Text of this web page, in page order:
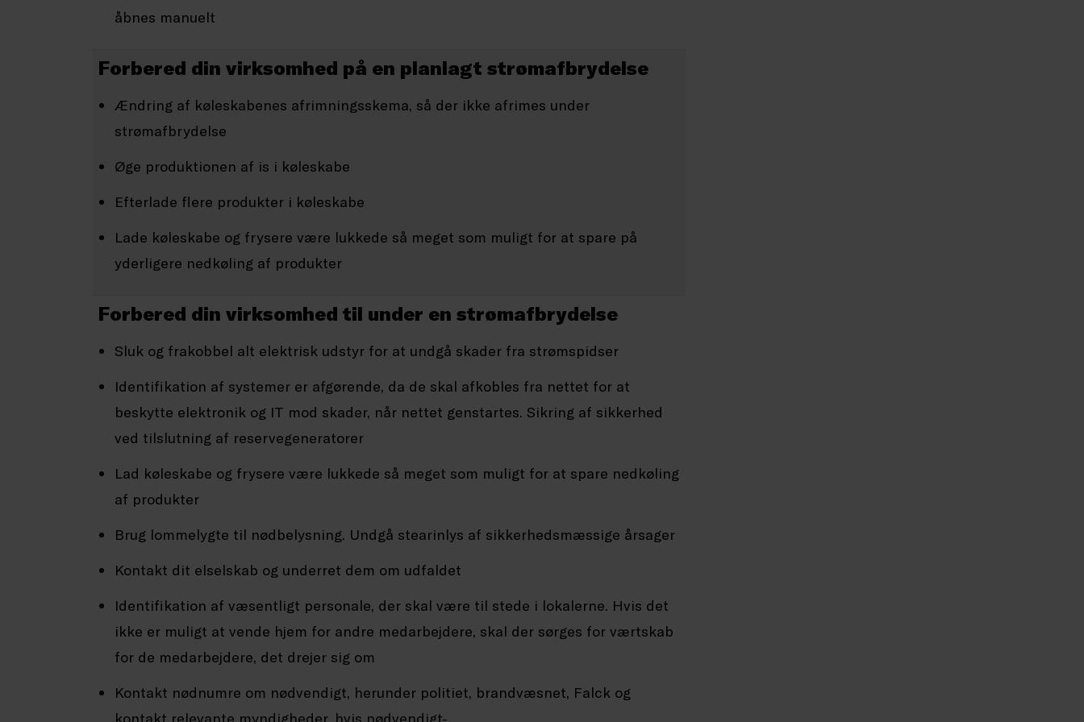
åbnes manuelt
Forbered din virksomhed på en planlagt strømafbrydelse
Ændring af køleskabenes afrimningsskema, så der ikke afrimes under
strømafbrydelse
Øge produktionen af is i køleskabe
Efterlade flere produkter i køleskabe
Lade køleskabe og frysere være lukkede så meget som muligt for at spare på
yderligere nedkøling af produkter
Forbered din virksomhed til under en strømafbrydelse
Sluk og frakobbel alt elektrisk udstyr for at undgå skader fra strømspidser
Identifikation af systemer er afgørende, da de skal afkobles fra nettet for at
beskytte elektronik og IT mod skader, når nettet genstartes. Sikring af sikkerhed
ved tilslutning af reservegeneratorer
Lad køleskabe og frysere være lukkede så meget som muligt for at spare nedkøling
af produkter
Brug lommelygte til nødbelysning. Undgå stearinlys af sikkerhedsmæssige årsager
Kontakt dit elselskab og underret dem om udfaldet
Identifikation af væsentligt personale, der skal være til stede i lokalerne. Hvis det
ikke er muligt at vende hjem for andre medarbejdere, skal der sørges for værtskab
for de medarbejdere, det drejer sig om
Kontakt nødnumre om nødvendigt, herunder politiet, brandvæsnet, Falck og
kontakt relevante myndigheder, hvis nødvendigt-